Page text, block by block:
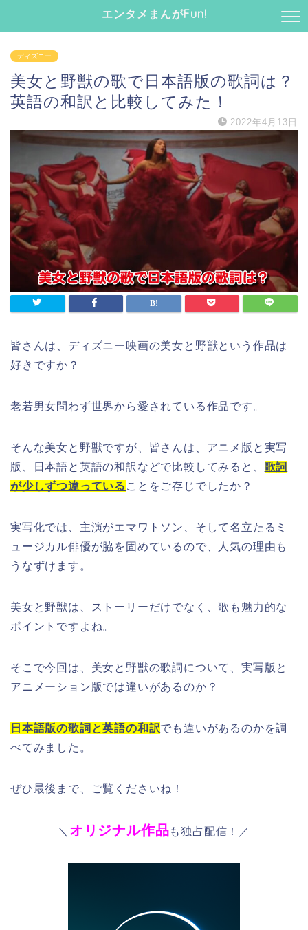
エンタメまんがFun!
ディズニー
美女と野獣の歌で日本語版の歌詞は？
英語の和訳と比較してみた！
2022年4月13日
皆さんは、ディズニー映画の美女と野獣という作品は
好きですか？
老若男女問わず世界から愛されている作品です。
そんな美女と野獣ですが、皆さんは、アニメ版と実写
版、日本語と英語の和訳などで比較してみると、 歌詞
が少しずつ違っている ことをご存じでしたか？
実写化では、 主演がエマワトソン、そして名立たるミ
ュージカル俳優が脇を固めているので、人気の理由も
うなずけます。
美女と野獣は、ストーリーだけでなく、歌も魅力的な
ポイントですよね。
そこで今回は、美女と野獣の歌詞について、実写版と
アニメーション版では違いがあるのか？
日本語版の歌詞と英語の和訳でも違いがあるのかを調
べてみました。
ぜひ最後まで、ご覧くださいね！
＼ オリジナル作品も独占配信！／